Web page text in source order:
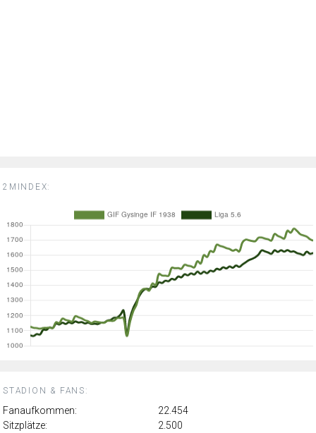
2MINDEX:
STADION & FANS:
Fanaufkommen:
22.454
Sitzplätze:
2.500